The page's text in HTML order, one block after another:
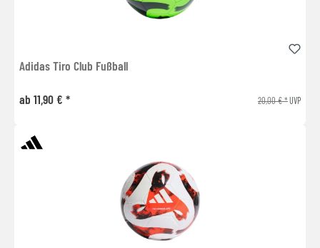
Adidas Tiro Club Fußball
ab 11,90 € * 20,00 € *UVP